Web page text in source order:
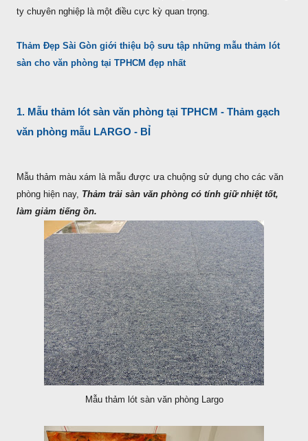
ty chuyên nghiệp là một điều cực kỳ quan trọng.
Thảm Đẹp Sài Gòn giới thiệu bộ sưu tập những mẫu thảm lót
sàn cho văn phòng tại TPHCM đẹp nhất
1. Mẫu thảm lót sàn văn phòng tại TPHCM - Thảm gạch
văn phòng mẫu LARGO - BỈ
Mẫu thảm màu xám là mẫu được ưa chuộng sử dụng cho các văn
phòng hiện nay, Thảm trải sàn văn phòng có tính giữ nhiệt tốt,
làm giảm tiếng ồn.
Mẫu thảm lót sàn văn phòng Largo